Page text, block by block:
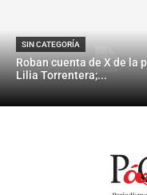
SIN CATEGORÍA
Roban cuenta de X de la
Lilia Torrentera;...